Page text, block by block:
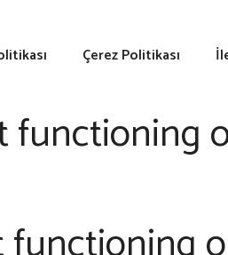
Çerez Politikası
functioning